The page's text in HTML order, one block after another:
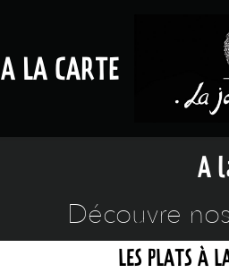
A LA CARTE
A
Découvre
LES PLATS À